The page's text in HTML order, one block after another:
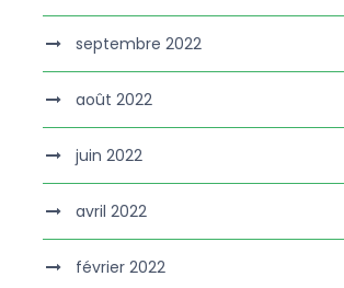
septembre 2022
août 2022
juin 2022
avril 2022
février 2022